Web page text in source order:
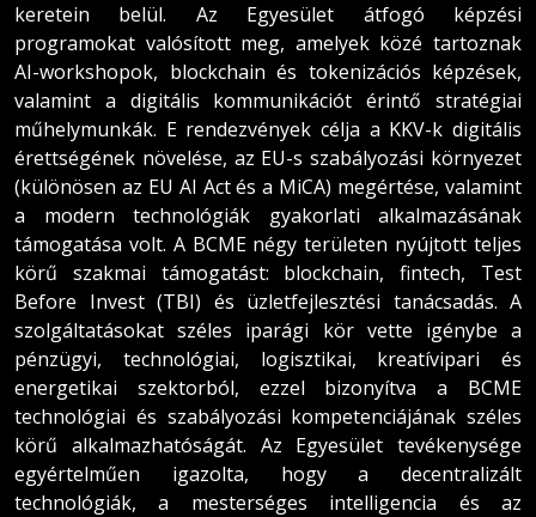
keretein belül. Az Egyesület átfogó képzési
programokat valósított meg, amelyek közé tartoznak
AI-workshopok, blockchain és tokenizációs képzések,
valamint a digitális kommunikációt érintő stratégiai
műhelymunkák. E rendezvények célja a KKV-k digitális
érettségének növelése, az EU-s szabályozási környezet
(különösen az EU AI Act és a MiCA) megértése, valamint
a modern technológiák gyakorlati alkalmazásának
támogatása volt. A BCME négy területen nyújtott teljes
körű szakmai támogatást: blockchain, fintech, Test
Before Invest (TBI) és üzletfejlesztési tanácsadás. A
szolgáltatásokat széles iparági kör vette igénybe a
pénzügyi, technológiai, logisztikai, kreatívipari és
energetikai szektorból, ezzel bizonyítva a BCME
technológiai és szabályozási kompetenciájának széles
körű alkalmazhatóságát. Az Egyesület tevékenysége
egyértelműen igazolta, hogy a decentralizált
technológiák, a mesterséges intelligencia és az